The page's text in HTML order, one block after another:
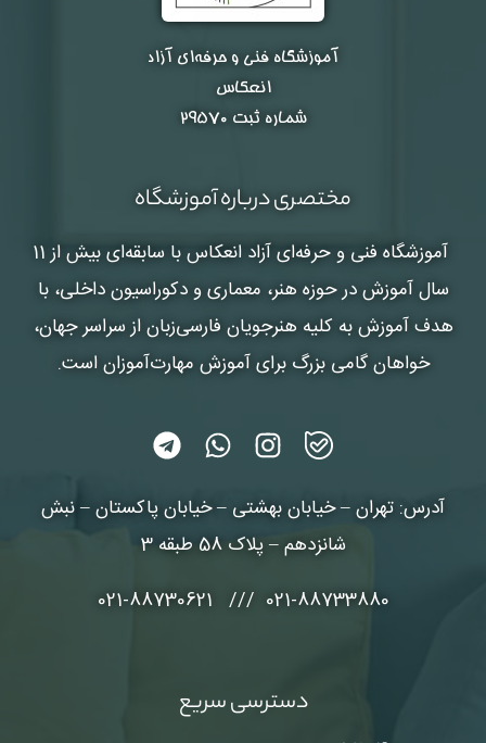
آموزشگاه فنی و حرفه‌ای آزاد
انعکاس
شماره ثبت ۲۹۵۷۰
مختصری درباره آموزشگاه
آموزشگاه فنی و حرفه‌ای آزاد انعکاس
با سابقه‌ای بیش از 11
سال آموزش در حوزه هنر، معماری و دکوراسیون داخلی، با
هدف آموزش به کلیه هنرجویان فارسی‌زبان از سراسر جهان،
خواهان گامی بزرگ برای آموزش مهارت‌آموزان است.
آدرس: تهران – خیابان بهشتی – خیابان پاکستان – نبش
شانزدهم – پلاک 58 طبقه 3
021-88733880 /// 021-88730621
دسترسی سریع